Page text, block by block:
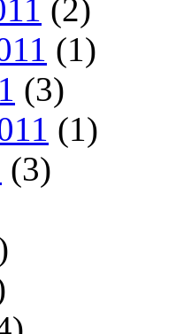
(2)
(1)
(3)
(1)
(3)